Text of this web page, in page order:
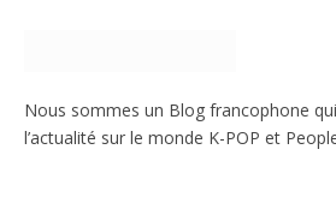
Nous sommes un Blog francophone
l’actualité sur le monde K-POP et